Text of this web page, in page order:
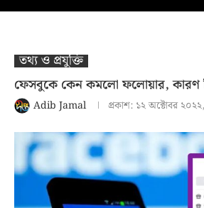
তথ‍্য ও প্রযুক্তি
ফেসবুকে কেন কমলো ফলোয়ার, কারণ
Adib Jamal প্রকাশ: ১২ অক্টোবর